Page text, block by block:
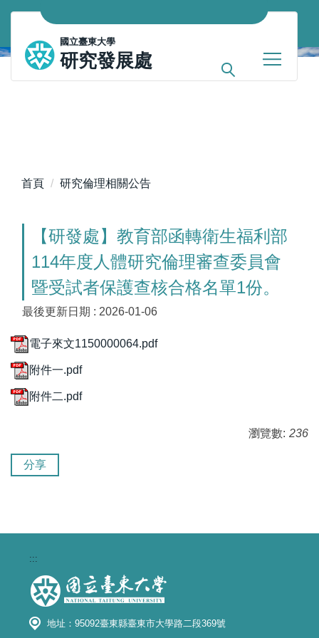
跳
主
內
國立臺東大學
研究發展處
首頁 研究倫理相關公告
【研發處】教育部函轉衛生福利部
114年度人體研究倫理審查委員會
暨受試者保護查核合格名單1份。
最後更新日期 : 2026-01-06
電子來文1150000064.pdf
附件一.pdf
附件二.pdf
瀏覽數: 236
分享
:::
地址：95092臺東縣臺東市大學路二段369號